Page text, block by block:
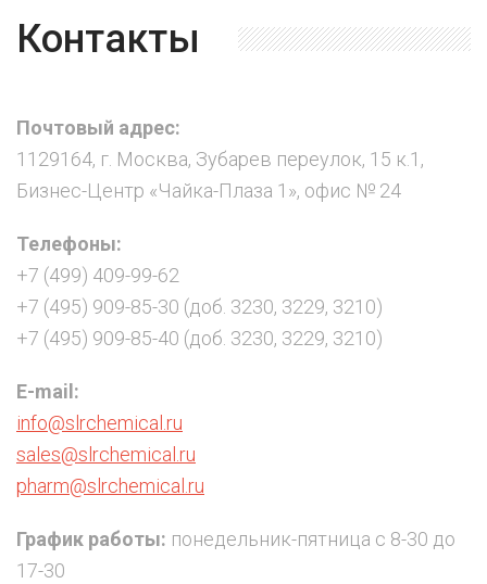
Контакты
Почтовый адрес:
1129164, г. Москва, Зубарев переулок, 15 к.1,
Бизнес-Центр «Чайка-Плаза 1», офис № 24
Телефоны:
+7 (499) 409-99-62
+7 (495) 909-85-30 (доб. 3230, 3229, 3210)
+7 (495) 909-85-40 (доб. 3230, 3229, 3210)
E-mail:
info@slrchemical.ru
sales@slrchemical.ru
pharm@slrchemical.ru
График работы: понедельник-пятница с 8-30 до
17-30